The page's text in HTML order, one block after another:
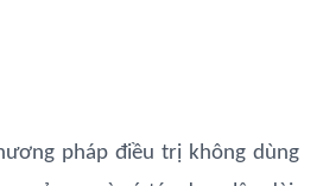
pháp điều trị không dùng